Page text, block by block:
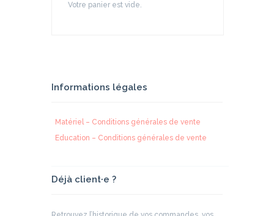
Votre panier est vide.
Informations légales
Matériel – Conditions générales de vente
Education – Conditions générales de vente
Déjà client·e ?